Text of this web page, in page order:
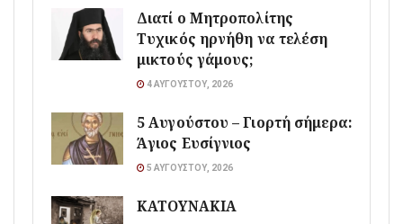
Διατί ο Μητροπολίτης
Τυχικός ηρνήθη να τελέση
μικτούς γάμους;
4 ΑΥΓΟΎΣΤΟΥ, 2026
5 Αυγούστου – Γιορτή σήμερα:
Άγιος Ευσίγνιος
5 ΑΥΓΟΎΣΤΟΥ, 2026
ΚΑΤΟΥΝΑΚΙΑ